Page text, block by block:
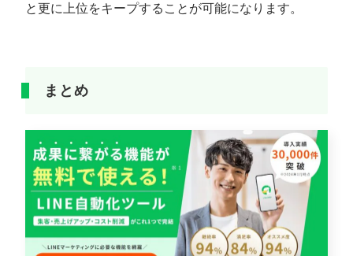
と更に上位をキープすることが可能になります。
まとめ